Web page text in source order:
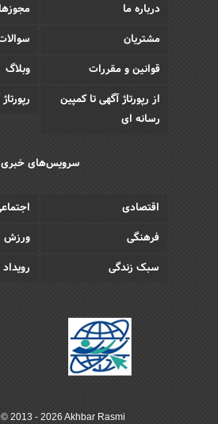
درباره ما
مجوزها
مشتریان
قوانین و مقررات
وبلاگ
از رپورتاژ آگهی تا کمپین
رسانه ای
سرویس‌های خبری
اقتصادی
فرهنگی
ورزش
سبک زندگی
رویداد
2013 - 2026 Akhbar Rasmi